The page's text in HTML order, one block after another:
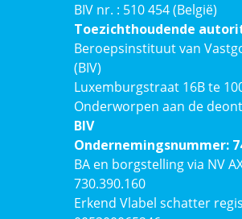
BIV nr. : 510 454 (België)
Toezichthoudende
Beroepsinstituut van
(BIV)
Luxemburgstraat 16B te
Onderworpen aan de
BIV
Ondernemingsnummer:
BA en borgstelling via NV
730.390.160
Erkend Vlabel schatter